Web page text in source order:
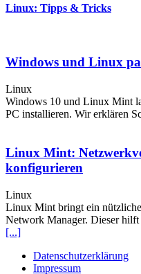
Linux: Tipps & Tricks
Windows und Linux
Linux
Windows 10 und Linux Mint
PC installieren. Wir erklären
Linux Mint:
konfigurieren
Linux
Linux Mint bringt ein
Network Manager. Dieser
[...]
Datenschutzerklärung
Impressum